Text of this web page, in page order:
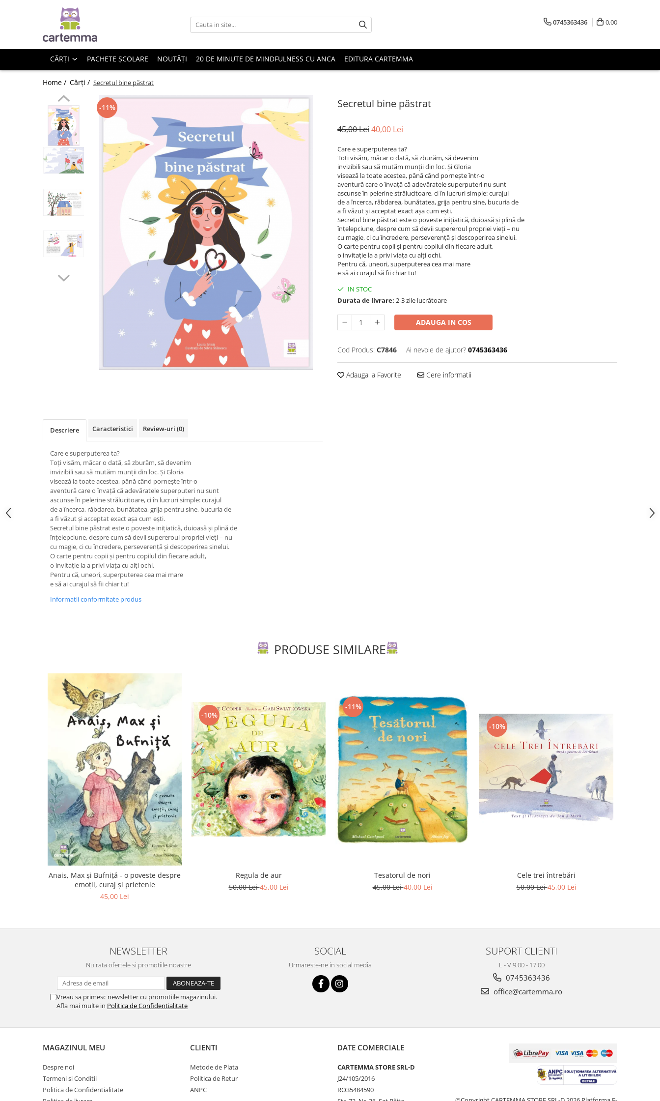
Craciun
Atlase si enciclopedii
Carte de bucate
Educație financiară
Hobby si craft
Limbi străine
Editura Aramis
Editura Arthur
Editura Bookzone
Editura Cartea Copiilor
Editura Cartemma
Editura Corint
Editura Frontiera
Editura Gama
Editura Kreativ
Editura Litera
Editura Lizuka Educativ
Editura Nemira
0745363436 0,00
CĂRȚI PACHETE ȘCOLARE NOUTĂȚI 20 DE MINUTE DE MINDFULNESS CU ANCA EDITURA CARTEMMA
Home / Cărți / Secretul bine păstrat
Secretul bine păstrat
-11%
45,00 Lei40,00 Lei
Care e superputerea ta?
Toți visăm, măcar o dată, să zburăm, să devenim
invizibili sau să mutăm munții din loc. Şi Gloria
visează la toate acestea, până când pornește într-o
aventură care o învață că adevăratele superputeri nu sunt
ascunse în pelerine strălucitoare, ci în lucruri simple: curajul
de a încerca, răbdarea, bunătatea, grija pentru sine, bucuria de
a fi văzut și acceptat exact așa cum ești.
Secretul bine păstrat este o poveste inițiatică, duioasă și plină de
înțelepciune, despre cum să devii supereroul propriei vieți – nu
cu magie, ci cu încredere, perseverență și descoperirea sinelui.
O carte pentru copii și pentru copilul din fiecare adult,
o invitație la a privi viața cu alți ochi.
Pentru că, uneori, superputerea cea mai mare
e să ai curajul să fii chiar tu!
IN STOC
Durata de livrare: 2-3 zile lucrătoare
ADAUGA IN COS
Cod Produs: C7846 Ai nevoie de ajutor? 0745363436
Adauga la Favorite Cere informatii
Descriere Caracteristici Review-uri (0)
Care e superputerea ta?
Toți visăm, măcar o dată, să zburăm, să devenim
invizibili sau să mutăm munții din loc. Şi Gloria
visează la toate acestea, până când pornește într-o
aventură care o învață că adevăratele superputeri nu sunt
ascunse în pelerine strălucitoare, ci în lucruri simple: curajul
de a încerca, răbdarea, bunătatea, grija pentru sine, bucuria de
a fi văzut și acceptat exact așa cum ești.
Secretul bine păstrat este o poveste inițiatică, duioasă și plină de
înțelepciune, despre cum să devii supereroul propriei vieți – nu
cu magie, ci cu încredere, perseverență și descoperirea sinelui.
O carte pentru copii și pentru copilul din fiecare adult,
o invitație la a privi viața cu alți ochi.
Pentru că, uneori, superputerea cea mai mare
e să ai curajul să fii chiar tu!
Informatii conformitate produs
PRODUSE SIMILARE
Anais, Max și Bufniță - o poveste despre
emoții, curaj și prietenie
45,00 Lei
-10%
Regula de aur
50,00 Lei45,00 Lei
-11%
Tesatorul de nori
45,00 Lei40,00 Lei
-10%
Cele trei întrebări
50,00 Lei45,00 Lei
NEWSLETTER
Nu rata ofertele si promotiile noastre
Vreau sa primesc newsletter cu promotiile magazinului.
Afla mai multe in Politica de Confidentialitate
SOCIAL
Urmareste-ne in social media
SUPORT CLIENTI
L - V 9.00 - 17.00
0745363436
office@cartemma.ro
MAGAZINUL MEU
Despre noi
Termeni si Conditii
Politica de Confidentialitate
CLIENTI
Metode de Plata
Politica de Retur
ANPC
DATE COMERCIALE
CARTEMMA STORE SRL-D
J24/105/2016
RO35484590